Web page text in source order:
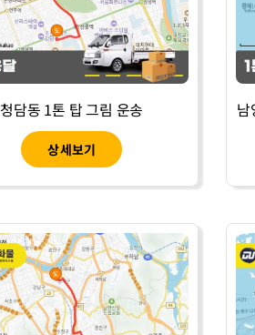
청담동 1톤 탑 그림 운송
상세보기
남